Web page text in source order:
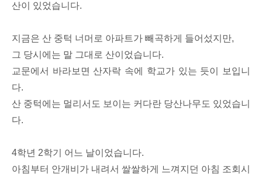
산이 있었습니다.
지금은 산 중턱 너머로 아파트가 빼곡하게 들어섰지만,
그 당시에는 말 그대로 산이었습니다.
교문에서 바라보면 산자락 속에 학교가 있는 듯이 보입니
다.
산 중턱에는 멀리서도 보이는 커다란 당산나무도 있었습니
다.
4학년 2학기 어느 날이었습니다.
아침부터 안개비가 내려서 쌀쌀하게 느껴지던 아침 조회시